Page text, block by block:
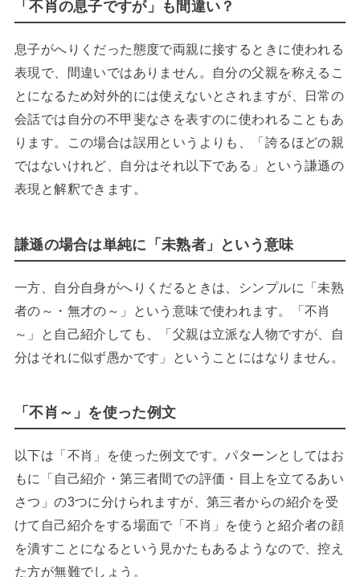
「不肖の息子ですが」も間違い？
息子がへりくだった態度で両親に接するときに使われる
表現で、間違いではありません。自分の父親を称えるこ
とになるため対外的には使えないとされますが、日常の
会話では自分の不甲斐なさを表すのに使われることもあ
ります。この場合は誤用というよりも、「誇るほどの親
ではないけれど、自分はそれ以下である」という謙遜の
表現と解釈できます。
謙遜の場合は単純に「未熟者」という意味
一方、自分自身がへりくだるときは、シンプルに「未熟
者の～・無才の～」という意味で使われます。「不肖
～」と自己紹介しても、「父親は立派な人物ですが、自
分はそれに似ず愚かです」ということにはなりません。
「不肖～」を使った例文
以下は「不肖」を使った例文です。パターンとしてはお
もに「自己紹介・第三者間での評価・目上を立てるあい
さつ」の3つに分けられますが、第三者からの紹介を受
けて自己紹介をする場面で「不肖」を使うと紹介者の顔
を潰すことになるという見かたもあるようなので、控え
た方が無難でしょう。